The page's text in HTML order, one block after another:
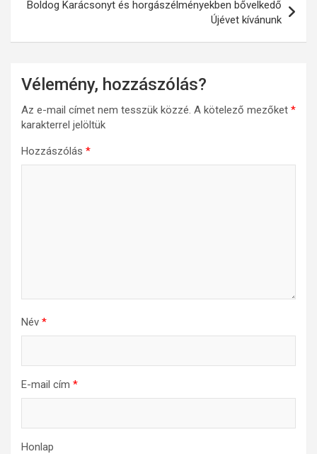
Boldog Karácsonyt és horgászélményekben bővelkedő
Újévet kívánunk
Vélemény, hozzászólás?
Az e-mail címet nem tesszük közzé. A kötelező mezőket *
karakterrel jelöltük
Hozzászólás *
Név *
E-mail cím *
Honlap